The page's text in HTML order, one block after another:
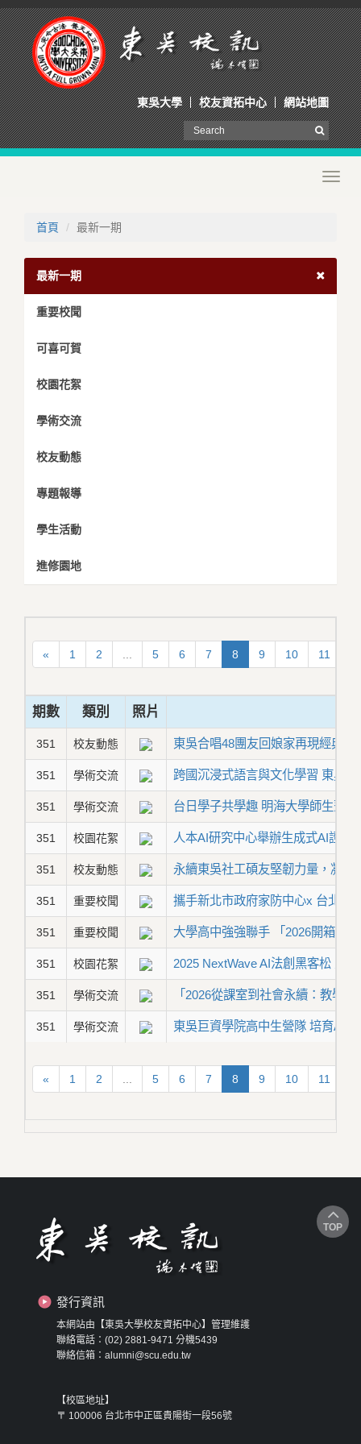
東吳大學 校友資拓中心 網站地圖
首頁 最新一期
最新一期
重要校聞
可喜可賀
校園花絮
學術交流
校友動態
專題報導
學生活動
進修園地
« 1 2 5 6 7 8 9 10 11
期數 類別 照片
351 校友動態 東吳合唱48團友回娘家再現經典和
351 學術交流 跨國沉浸式語言與文化學習 東吳
351 學術交流 台日學子共學趣 明海大學師生蒞
351 校園花絮 人本AI研究中心舉辦生成式AI證照
351 校友動態 永續東吳社工碩友堅韌力量，凝聚
351 重要校聞 攜手新北市政府家防中心x 台北市
351 重要校聞 大學高中強強聯手 「2026開箱東
351 校園花絮 2025 NextWave AI法創黑客松 東
351 學術交流 「2026從課室到社會永續：教學
351 學術交流 東吳巨資學院高中生營隊 培育AI
« 1 2 5 6 7 8 9 10 11
發行資訊
本網站由【東吳大學校友資拓中心】管理維護
聯絡電話：(02) 2881-9471 分機5439
聯絡信箱：alumni@scu.edu.tw
【校區地址】
〒 100006 台北市中正區貴陽街一段56號
TOP